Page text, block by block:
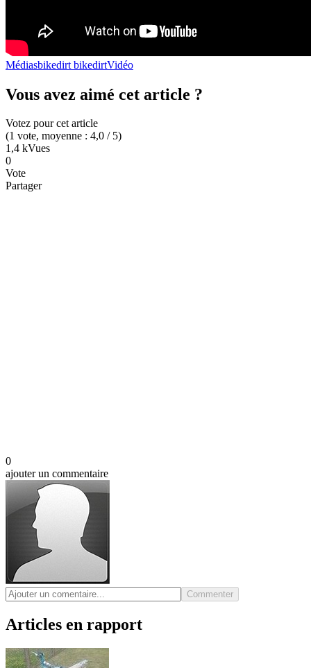
Médiasbikedirt bikedirtVidéo
Vous avez aimé cet article ?
Votez pour cet article
(1 vote, moyenne : 4,0 / 5)
1,4 kVues
0
Vote
Partager
0
ajouter un commentaire
Commenter
Articles en rapport